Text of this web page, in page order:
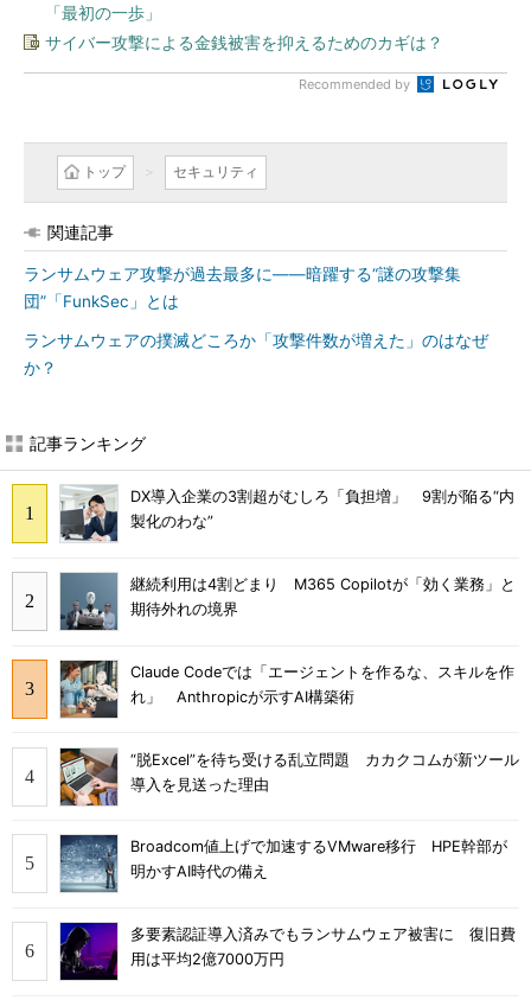
「最初の一歩」
サイバー攻撃による金銭被害を抑えるためのカギは？
Recommended by
トップ セキュリティ
関連記事
ランサムウェア攻撃が過去最多に――暗躍する“謎の攻撃集
団”「FunkSec」とは
ランサムウェアの撲滅どころか「攻撃件数が増えた」のはなぜ
か？
記事ランキング
DX導入企業の3割超がむしろ「負担増」 9割が陥る“内
製化のわな”
継続利用は4割どまり M365 Copilotが「効く業務」と
期待外れの境界
Claude Codeでは「エージェントを作るな、スキルを作
れ」 Anthropicが示すAI構築術
“脱Excel”を待ち受ける乱立問題 カカクコムが新ツール
導入を見送った理由
Broadcom値上げで加速するVMware移行 HPE幹部が
明かすAI時代の備え
多要素認証導入済みでもランサムウェア被害に 復旧費
用は平均2億7000万円